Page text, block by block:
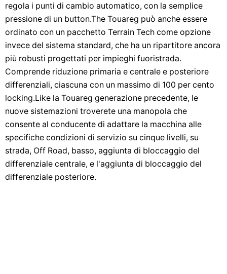
regola i punti di cambio automatico, con la semplice
pressione di un button.The Touareg può anche essere
ordinato con un pacchetto Terrain Tech come opzione
invece del sistema standard, che ha un ripartitore ancora
più robusti progettati per impieghi fuoristrada.
Comprende riduzione primaria e centrale e posteriore
differenziali, ciascuna con un massimo di 100 per cento
locking.Like la Touareg generazione precedente, le
nuove sistemazioni troverete una manopola che
consente al conducente di adattare la macchina alle
specifiche condizioni di servizio su cinque livelli, su
strada, Off Road, basso, aggiunta di bloccaggio del
differenziale centrale, e l'aggiunta di bloccaggio del
differenziale posteriore.